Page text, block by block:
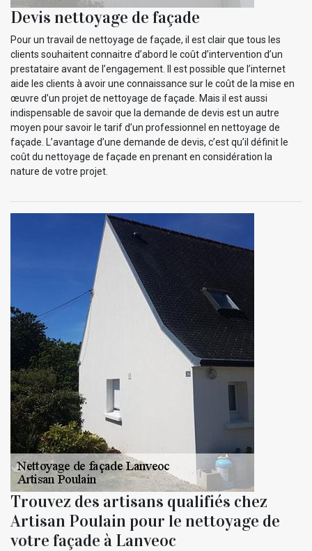
Devis nettoyage de façade
Pour un travail de nettoyage de façade, il est clair que tous les
clients souhaitent connaitre d’abord le coût d’intervention d’un
prestataire avant de l’engagement. Il est possible que l’internet
aide les clients à avoir une connaissance sur le coût de la mise en
œuvre d’un projet de nettoyage de façade. Mais il est aussi
indispensable de savoir que la demande de devis est un autre
moyen pour savoir le tarif d’un professionnel en nettoyage de
façade. L’avantage d’une demande de devis, c’est qu’il définit le
coût du nettoyage de façade en prenant en considération la
nature de votre projet.
Trouvez des artisans qualifiés chez
Artisan Poulain pour le nettoyage de
votre façade à Lanveoc